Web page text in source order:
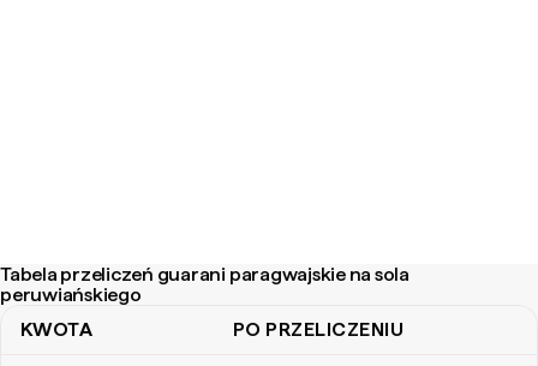
Tabela przeliczeń guarani paragwajskie na sola
peruwiańskiego
KWOTA PO PRZELICZENIU